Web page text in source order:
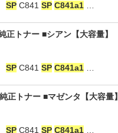
SP C841 SP C841a1
正トナー ■シアン【大容量】
SP C841 SP C841a1
正トナー ■マゼンタ【大容量】
SP C841 SP C841a1